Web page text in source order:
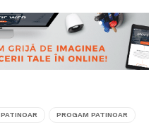
PATINOAR PROGAM PATINOAR